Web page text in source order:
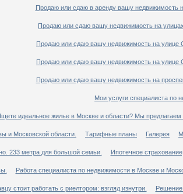
Продаю или сдаю в аренду вашу недвижимость
Продаю или сдаю вашу недвижимость на
Продаю или сдаю вашу недвижимость на улице
Продаю или сдаю вашу недвижимость на улице
Продаю или сдаю вашу недвижимость на
Мои услуги специалиста по
идеальное жилье в Москве и области? Мы
и Московской области. Тарифные планы Галерея
233 метра для большой семьи. Ипотечное
Работа специалиста по недвижимости в Москве и
стоит работать с риелтором: взгляд изнутри.